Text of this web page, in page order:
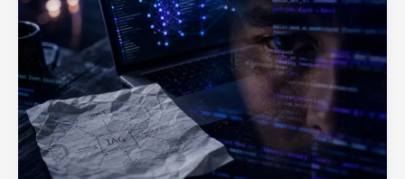
artificial:
una
IA
gratuita,
menos
jornada
laboral
y
presión